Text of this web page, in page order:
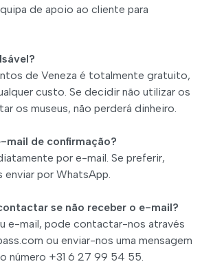
de apoio ao cliente para
de Veneza é totalmente gratuito,
custo. Se decidir não utilizar os
os museus, não perderá dinheiro.
mail de confirmação?
por e-mail. Se preferir,
por WhatsApp.
se não receber o e-mail?
e-mail, pode contactar-nos através
ou enviar-nos uma mensagem
número +31 6 27 99 54 55.